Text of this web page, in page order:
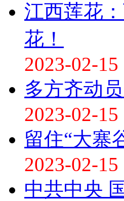
江西莲花
花！
2023-02-15
多方齐动
2023-02-15
留住“大
2023-02-15
中共中央